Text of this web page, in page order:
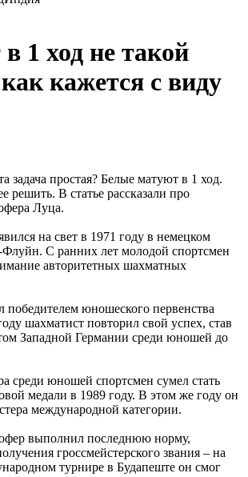
1 ход не такой
кажется с виду
задача простая? Белые матуют в 1 ход.
решить. В статье рассказали про
Луца.
на свет в 1971 году в немецком
С ранних лет молодой спортсмен
авторитетных шахматных
победителем юношеского первенства
шахматист повторил свой успех, став
Западной Германии среди юношей до
среди юношей спортсмен сумел стать
медали в 1989 году. В этом же году он
международной категории.
выполнил последнюю норму,
гроссмейстерского звания – на
турнире в Будапеште он смог